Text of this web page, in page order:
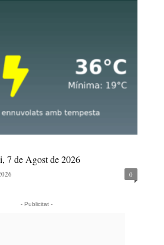
7 de Agost de 2026
0
- Publicitat -